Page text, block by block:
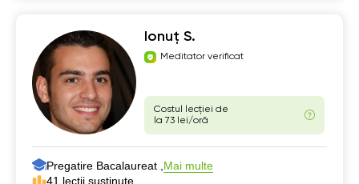
Ionuț S.
Meditator verificat
Costul lecției de
la 73 lei/oră
Pregatire Bacalaureat , Mai multe
41 lecții susținute